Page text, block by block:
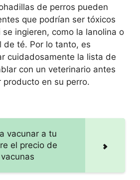
de perros pueden
que podrían ser tóxicos
se ingieren, como la lanolina o
de té. Por lo tanto, es
cuidadosamente la lista de
con un veterinario antes
producto en su perro.
vacunar a tu
el precio de